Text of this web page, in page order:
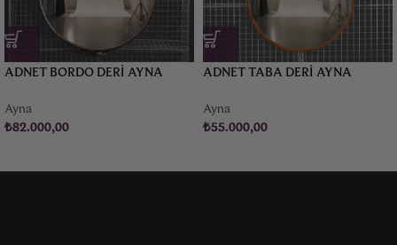
ADNET BORDO DERI AYNA
Ayna
₺82.000,00
ADNET TABA DERI AYNA
Ayna
₺55.000,00